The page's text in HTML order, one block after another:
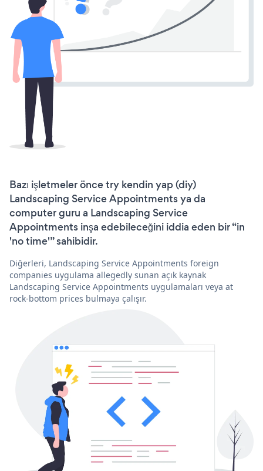
Bazı işletmeler önce try kendin yap (diy)
Landscaping Service Appointments ya da
computer guru a Landscaping Service
Appointments inşa edebileceğini iddia eden bir “in
'no time'” sahibidir.
Diğerleri, Landscaping Service Appointments foreign
companies uygulama allegedly sunan açık kaynak
Landscaping Service Appointments uygulamaları veya at
rock-bottom prices bulmaya çalışır.